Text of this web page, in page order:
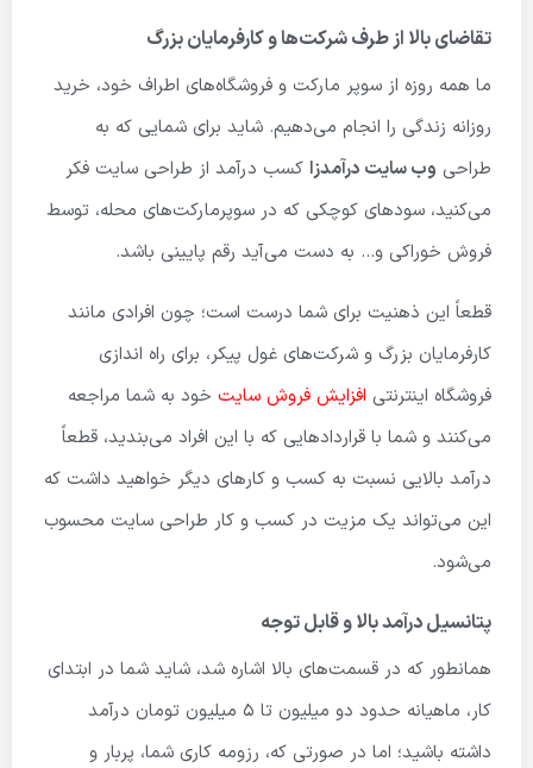
تقاضای بالا از طرف شرکت‌ها و کارفرمایان بزرگ
ما همه روزه از سوپر مارکت و فروشگاه‌های اطراف خود، خرید
روزانه زندگی را انجام می‌دهیم. شاید برای شمایی که به
طراحی وب سایت درآمدزا کسب درآمد از طراحی سایت فکر
می‌کنید، سودهای کوچکی که در سوپرمارکت‌های محله، توسط
فروش خوراکی و… به دست می‌آید رقم پایینی باشد.
قطعاً این ذهنیت برای شما درست است؛ چون افرادی مانند
کارفرمایان بزرگ و شرکت‌های غول پیکر، برای راه اندازی
فروشگاه اینترنتی افزایش فروش سایت خود به شما مراجعه
می‌کنند و شما با قراردادهایی که با این افراد می‌بندید، قطعاً
درآمد بالایی نسبت به کسب و کارهای دیگر خواهید داشت که
این می‌تواند یک مزیت در کسب و کار طراحی سایت محسوب
می‌شود.
پتانسیل درآمد بالا و قابل توجه
همانطور که در قسمت‌های بالا اشاره شد، شاید شما در ابتدای
کار، ماهیانه حدود دو میلیون تا ۵ میلیون تومان درآمد
داشته باشید؛ اما در صورتی که، رزومه کاری شما، پربار و